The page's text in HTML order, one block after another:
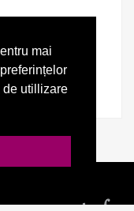
mai
de utillizare